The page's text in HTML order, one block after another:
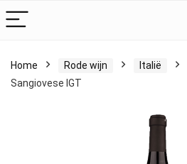
Home Rode wijn Italië
Sangiovese IGT